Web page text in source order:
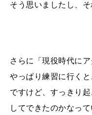
そう思いましたし、
さらに「現役時代に
やっぱり練習に行く
ですけど、すっきり
してできたのかなっ